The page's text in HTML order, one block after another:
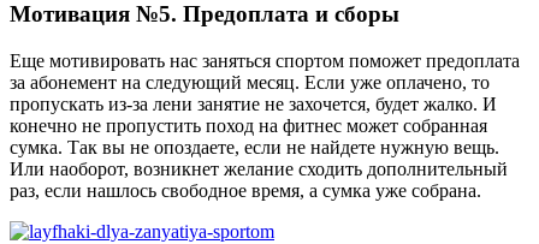
Мотивация №5. Предоплата и сборы
Еще мотивировать нас заняться спортом поможет предоплата
за абонемент на следующий месяц. Если уже оплачено, то
пропускать из-за лени занятие не захочется, будет жалко. И
конечно не пропустить поход на фитнес может собранная
сумка. Так вы не опоздаете, если не найдете нужную вещь.
Или наоборот, возникнет желание сходить дополнительный
раз, если нашлось свободное время, а сумка уже собрана.